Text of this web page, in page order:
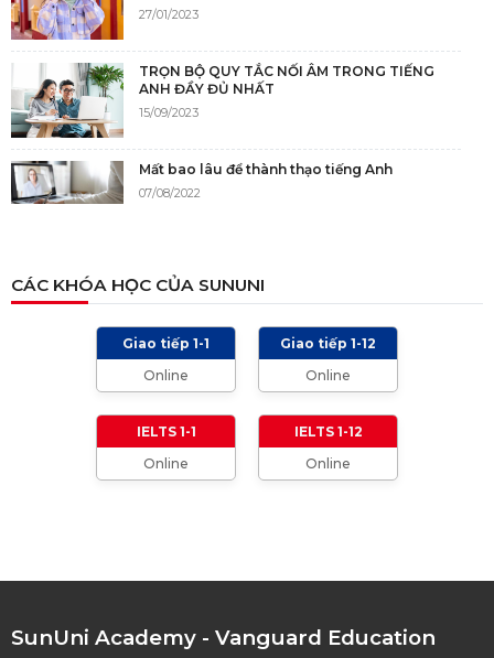
27/01/2023
TRỌN BỘ QUY TẮC NỐI ÂM TRONG TIẾNG
ANH ĐẦY ĐỦ NHẤT
15/09/2023
Mất bao lâu để thành thạo tiếng Anh
07/08/2022
05/12/2021
TIÊU CHÍ CHẤM IELTS SPEAKING, WRITING
2024 VÀ NHỮNG LƯU Ý
TỔNG HỢP CÁCH XƯNG HÔ TRONG TIẾNG
ANH (Từ formal đến informal)
DỤNG VÀ CÁCH VẬN DỤNG
CÁC KHÓA HỌC CỦA SUNUNI
Giao tiếp 1-1
Online
Giao tiếp 1-12
Online
IELTS 1-1
Online
IELTS 1-12
Online
SunUni Academy - Vanguard Education